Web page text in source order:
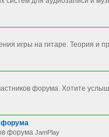
игры на гитаре. Теория и
форума. Хотите
форума
форума JamPlay